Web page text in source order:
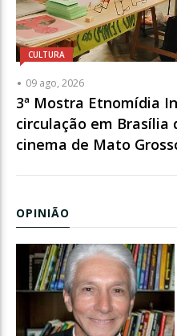
CULTURA
09 ago, 2026
3ª Mostra Etnomídia
circulação em Brasília
cinema de Mato
OPINIÃO